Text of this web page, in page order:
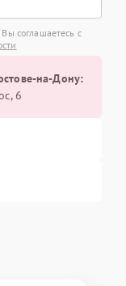
соглашаетесь с
на-Дону:
6